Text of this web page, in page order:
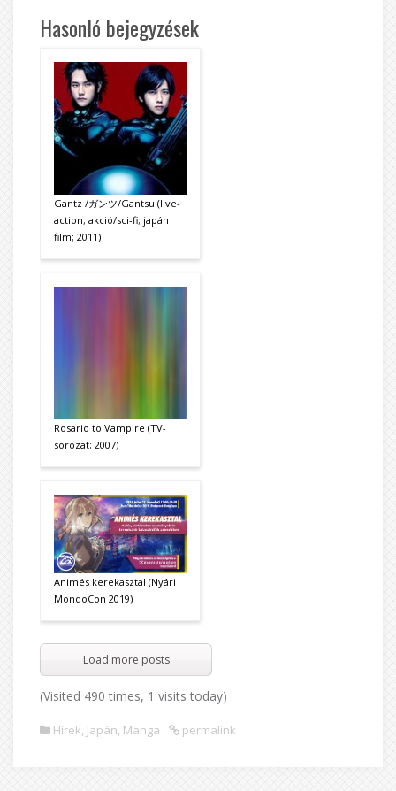
Hasonló bejegyzések
Gantz /ガンツ/Gantsu (live-
action; akció/sci-fi; japán
film; 2011)
Rosario to Vampire (TV-
sorozat; 2007)
Animés kerekasztal (Nyári
MondoCon 2019)
Load more posts
(Visited 490 times, 1 visits today)
Hírek, Japán, Manga permalink